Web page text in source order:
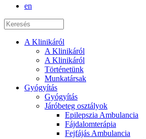
en
A Klinikáról
A Klinikáról
A Klinikáról
Történetünk
Munkatársak
Gyógyítás
Gyógyítás
Járóbeteg osztályok
Epilepszia Ambulancia
Fájdalomterápia
Fejfájás Ambulancia